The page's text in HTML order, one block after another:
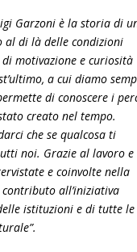
Garzoni è la storia di
al di là delle condizioni
motivazione e curiosità
a cui diamo
di conoscere i
creato nel tempo.
che se qualcosa ti
noi. Grazie al lavoro e
e coinvolte nella
all’iniziativa
istituzioni e di tutte le